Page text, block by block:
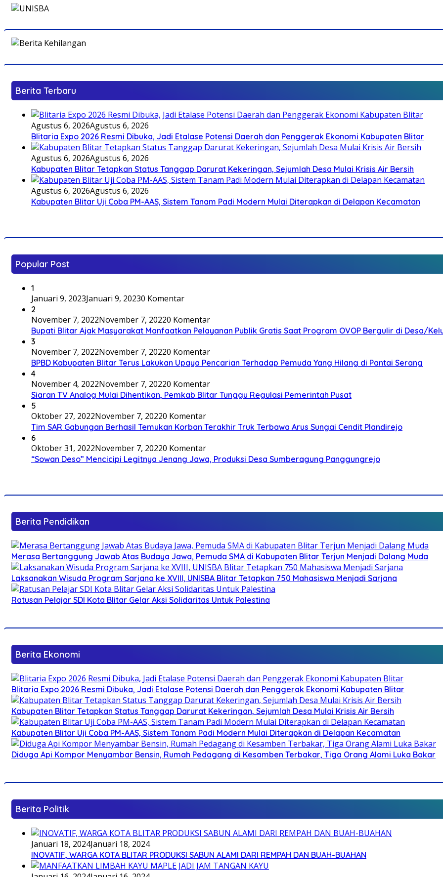
Berita Terbaru
Agustus 6, 2026Agustus 6, 2026
Blitaria Expo 2026 Resmi Dibuka, Jadi Etalase Potensi Daerah dan Penggerak Ekonomi Kabupaten Blitar
Agustus 6, 2026Agustus 6, 2026
Kabupaten Blitar Tetapkan Status Tanggap Darurat Kekeringan, Sejumlah Desa Mulai Krisis Air Bersih
Agustus 6, 2026Agustus 6, 2026
Kabupaten Blitar Uji Coba PM-AAS, Sistem Tanam Padi Modern Mulai Diterapkan di Delapan Kecamatan
Popular Post
1
Januari 9, 2023Januari 9, 20230 Komentar
2
November 7, 2022November 7, 20220 Komentar
Bupati Blitar Ajak Masyarakat Manfaatkan Pelayanan Publik Gratis Saat Program OVOP Bergulir di Desa/
3
November 7, 2022November 7, 20220 Komentar
BPBD Kabupaten Blitar Terus Lakukan Upaya Pencarian Terhadap Pemuda Yang Hilang di Pantai Serang
4
November 4, 2022November 7, 20220 Komentar
Siaran TV Analog Mulai Dihentikan, Pemkab Blitar Tunggu Regulasi Pemerintah Pusat
5
Oktober 27, 2022November 7, 20220 Komentar
Tim SAR Gabungan Berhasil Temukan Korban Terakhir Truk Terbawa Arus Sungai Cendit Plandirejo
6
Oktober 31, 2022November 7, 20220 Komentar
“Sowan Deso” Mencicipi Legitnya Jenang Jawa, Produksi Desa Sumberagung Panggungrejo
Berita Pendidikan
Merasa Bertanggung Jawab Atas Budaya Jawa, Pemuda SMA di Kabupaten Blitar Terjun Menjadi Dalang Muda
Laksanakan Wisuda Program Sarjana ke XVIII, UNISBA Blitar Tetapkan 750 Mahasiswa Menjadi Sarjana
Ratusan Pelajar SDI Kota Blitar Gelar Aksi Solidaritas Untuk Palestina
Berita Ekonomi
Blitaria Expo 2026 Resmi Dibuka, Jadi Etalase Potensi Daerah dan Penggerak Ekonomi Kabupaten Blitar
Kabupaten Blitar Tetapkan Status Tanggap Darurat Kekeringan, Sejumlah Desa Mulai Krisis Air Bersih
Kabupaten Blitar Uji Coba PM-AAS, Sistem Tanam Padi Modern Mulai Diterapkan di Delapan Kecamatan
Diduga Api Kompor Menyambar Bensin, Rumah Pedagang di Kesamben Terbakar, Tiga Orang Alami Luka Bakar
Berita Politik
Januari 18, 2024Januari 18, 2024
INOVATIF, WARGA KOTA BLITAR PRODUKSI SABUN ALAMI DARI REMPAH DAN BUAH-BUAHAN